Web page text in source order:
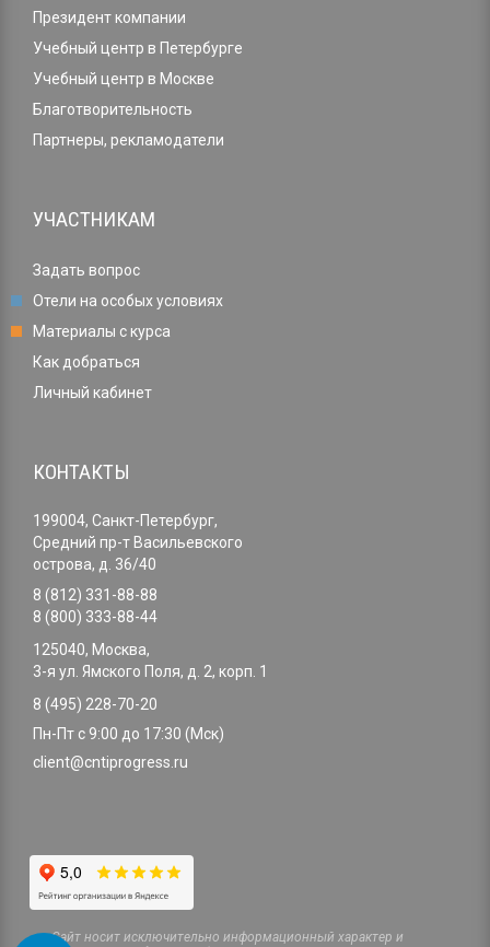
Президент компании
Учебный центр в Петербурге
Учебный центр в Москве
Благотворительность
Партнеры, рекламодатели
УЧАСТНИКАМ
Задать вопрос
Отели на особых условиях
Материалы с курса
Как добраться
Личный кабинет
КОНТАКТЫ
199004, Санкт-Петербург,
Средний пр-т Васильевского
острова, д. 36/40
8 (812) 331-88-88
8 (800) 333-88-44
125040, Москва,
3-я ул. Ямского Поля, д. 2, корп. 1
8 (495) 228-70-20
Пн-Пт с 9:00 до 17:30 (Мск)
client@cntiprogress.ru
Cайт носит исключительно информационный характер и